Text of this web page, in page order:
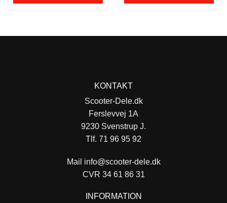
KONTAKT
Scooter-Dele.dk
Ferslevvej 1A
9230 Svenstrup J.
Tlf. 71 96 95 92
Mail info@scooter-dele.dk
CVR 34 61 86 31
INFORMATION